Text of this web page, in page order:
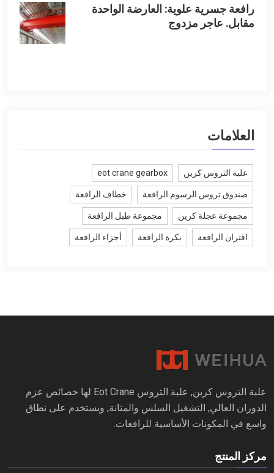
رافعة جسرية علوية: العارضة الواحدة
مقابل. عاجر مزدوج
العلامات
علبة التروس كرين eot crane gearbox
صندوق تروس الرسوم الرافعة خطاف الرافعة
مجموعة عجلة كرين مجموعة طبل الرافعة
اقتران الرافعة بكرة الرافعة أجزاء الرافعة
علبة التروس كرين, علبة التروس Eot Crane لها خصائص عزم
الدوران العالي, التشغيل السلس والمتانة, ويستخدم على نطاق
واسع في المكونات الأساسية للرافعات.
مركز المنتج